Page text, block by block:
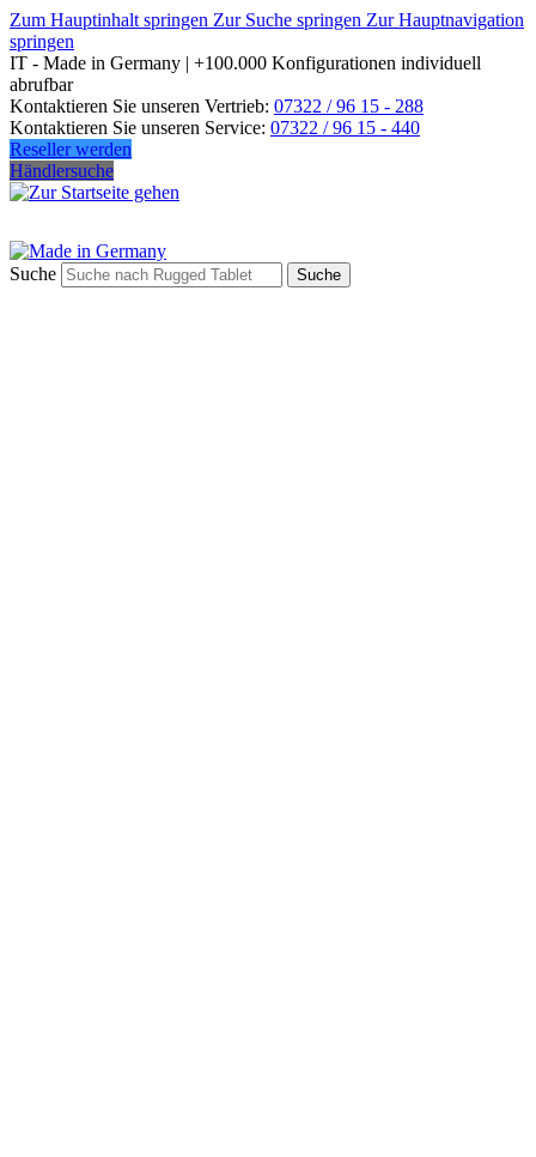
Zum Hauptinhalt springen Zur Suche springen Zur Hauptnavigation
springen
IT - Made in Germany | +100.000 Konfigurationen individuell
abrufbar
Kontaktieren Sie unseren Vertrieb: 07322 / 96 15 - 288
Kontaktieren Sie unseren Service: 07322 / 96 15 - 440
Reseller werden
Händlersuche
Suche Suche